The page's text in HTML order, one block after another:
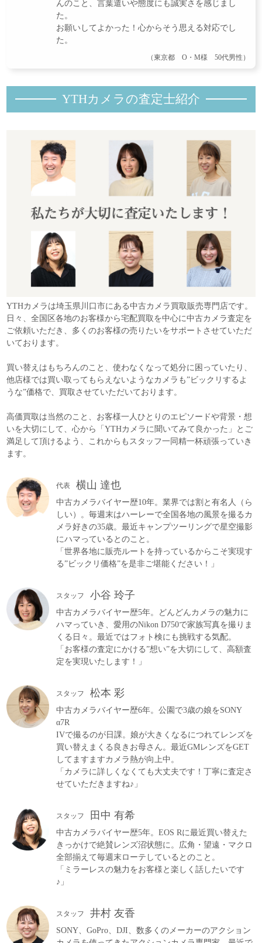
んのこと、言葉遣いや態度にも誠実さを感じまし
た。
お願いしてよかった！心からそう思える対応でし
た。
（東京都 O・M様 50代男性）
YTHカメラの査定士紹介
YTHカメラは埼玉県川口市にある中古カメラ買取販売専門店です。
日々、全国区各地のお客様から宅配買取を中心に中古カメラ査定を
ご依頼いただき、多くのお客様の売りたいをサポートさせていただ
いております。
買い替えはもちろんのこと、使わなくなって処分に困っていたり、
他店様では買い取ってもらえないようなカメラも”ビックリするよ
うな”価格で、買取させていただいております。
高価買取は当然のこと、お客様一人ひとりのエピソードや背景・想
いを大切にして、心から「YTHカメラに聞いてみて良かった」とご
満足して頂けるよう、これからもスタッフ一同精一杯頑張っていき
ます。
代表 横山 達也
中古カメラバイヤー歴10年。業界では割と有名人（ら
しい）。毎週末はハーレーで全国各地の風景を撮るカ
メラ好きの35歳。最近キャンプツーリングで星空撮影
にハマっているとのこと。
「世界各地に販売ルートを持っているからこそ実現す
る”ビックリ価格”を是非ご堪能ください！」
スタッフ 小谷 玲子
中古カメラバイヤー歴5年。どんどんカメラの魅力に
ハマっていき、愛用のNikon D750で家族写真を撮りま
くる日々。最近ではフォト検にも挑戦する気配。
「お客様の査定にかける”想い”を大切にして、高額査
定を実現いたします！」
スタッフ 松本 彩
中古カメラバイヤー歴6年。公園で3歳の娘をSONY
α7R
IVで撮るのが日課。娘が大きくなるにつれてレンズを
買い替えまくる良きお母さん。最近GMレンズをGET
してますますカメラ熱が向上中。
「カメラに詳しくなくても大丈夫です！丁寧に査定さ
せていただきますね♪」
スタッフ 田中 有希
中古カメラバイヤー歴5年。EOS Rに最近買い替えた
きっかけで絶賛レンズ沼状態に。広角・望遠・マクロ
全部揃えて毎週末ローテしているとのこと。
「ミラーレスの魅力をお客様と楽しく話したいです
♪」
スタッフ 井村 友香
SONY、GoPro、DJI、数多くのメーカーのアクション